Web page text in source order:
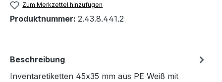
Zum Merkzettel hinzufügen
Produktnummer: 2.43.8.441.2
Beschreibung
Inventaretiketten 45x35 mm aus PE Weiß mit